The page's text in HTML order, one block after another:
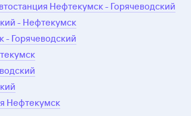
Нефтекумск - Горячеводский
- Нефтекумск
- Горячеводский
Нефтекумск